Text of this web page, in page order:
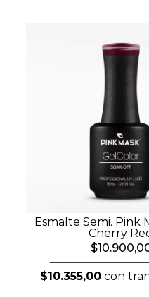
Esmalte Semi. Pink
Cherry
$10.355,00 con